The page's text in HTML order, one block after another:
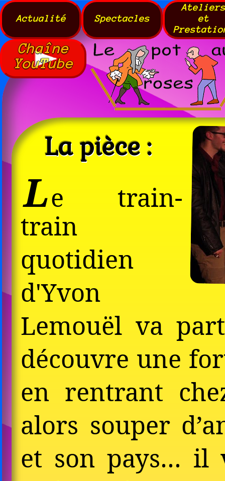
Actualité Spectacles
Ateliers
et
Chaîne
YouTube
La pièce :
Le train-
train
quotidien
d'Yvon
Lemouël va
découvre une
en rentrant
alors souper
et son pays… il